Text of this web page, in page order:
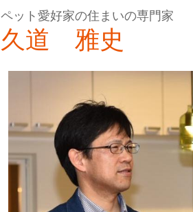
ペット愛好家の住まいの専門家
久道 雅史